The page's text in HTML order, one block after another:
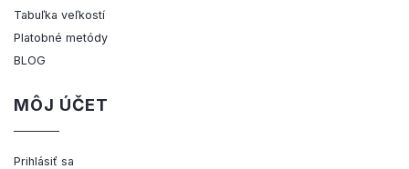
Tabuľka veľkostí
Platobné metódy
BLOG
MÔJ ÚČET
Prihlásiť sa